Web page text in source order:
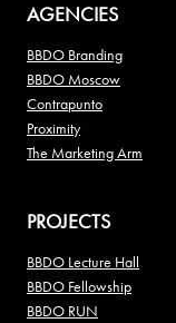
AGENCIES
BBDO Branding
BBDO Moscow
Contrapunto
Proximity
The Marketing Arm
PROJECTS
BBDO Lecture Hall
BBDO Fellowship
BBDO RUN